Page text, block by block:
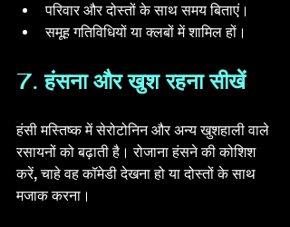
परिवार और दोस्तों के साथ समय बिताएं।
समूह गतिविधियों या क्लबों में शामिल हों।
7. हंसना और खुश रहना सीखें
हंसी मस्तिष्क में सेरोटोनिन और अन्य खुशहाली वाले
रसायनों को बढ़ाती है। रोजाना हंसने की कोशिश
करें, चाहे वह कॉमेडी देखना हो या दोस्तों के साथ
मजाक करना।